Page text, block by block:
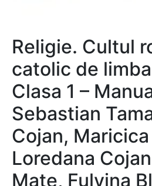
Religie. Cultul
catolic de
Clasa 1 –
Sebastian
Cojan,
Loredana
Mate, Fulvina